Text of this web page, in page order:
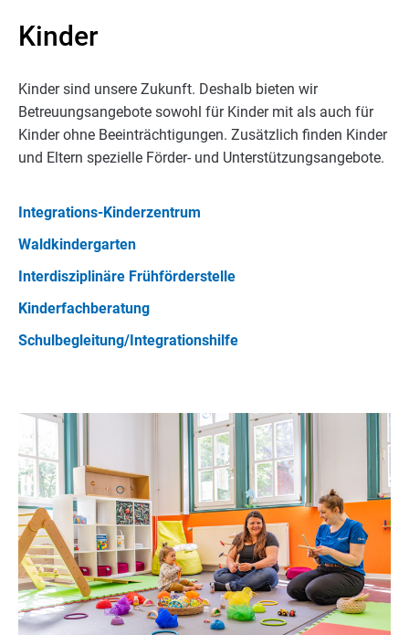
Kinder
Kinder sind unsere Zukunft. Deshalb bieten wir
Betreuungsangebote sowohl für Kinder mit als auch für
Kinder ohne Beeinträchtigungen. Zusätzlich finden Kinder
und Eltern spezielle Förder- und Unterstützungsangebote.
Integrations-Kinderzentrum
Waldkindergarten
Interdisziplinäre Frühförderstelle
Kinderfachberatung
Schulbegleitung/Integrationshilfe